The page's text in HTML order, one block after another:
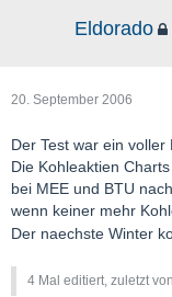
Eldorado
20. September 2006
Der Test war ein voller
Die Kohleaktien
bei MEE und BTU
wenn keiner mehr
Der naechste Winter
4 Mal editiert, zuletzt von